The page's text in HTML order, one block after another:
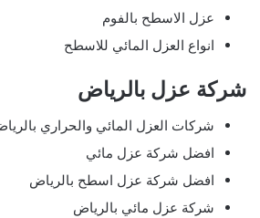
عزل الاسطح بالفوم
انواع العزل المائي للاسطح
شركة عزل بالرياض
شركات العزل المائي والحراري
افضل شركة عزل مائي
افضل شركة عزل اسطح بالرياض
شركة عزل مائي بالرياض